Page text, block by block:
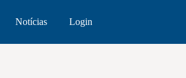
Notícias Login